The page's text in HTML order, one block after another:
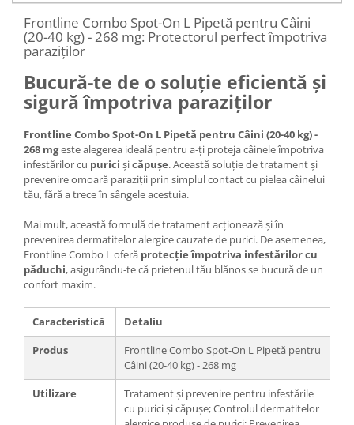
Frontline Combo Spot-On L Pipetă pentru Câini
(20-40 kg) - 268 mg: Protectorul perfect împotriva
paraziților
Bucură-te de o soluție eficientă și
sigură împotriva paraziților
Frontline Combo Spot-On L Pipetă pentru Câini (20-40 kg) -
268 mgeste alegerea ideală pentru a-ți proteja câinele împotriva
infestărilor cu purici șicăpușe. Această soluție de tratament și
prevenire omoară paraziții prin simplul contact cu pielea câinelui
tău, fără a trece în sângele acestuia.
Mai mult, această formulă de tratament acționează și în
prevenirea dermatitelor alergice cauzate de purici. De asemenea,
Frontline Combo L oferă protecție împotriva infestărilor cu
păduchi, asigurându-te că prietenul tău blănos se bucură de un
confort maxim.
Caracteristică
Detaliu
Produs
Frontline Combo Spot-On L Pipetă pentru
Câini (20-40 kg) - 268 mg
Utilizare
Tratament și prevenire pentru infestările
cu purici și căpușe; Controlul dermatitelor